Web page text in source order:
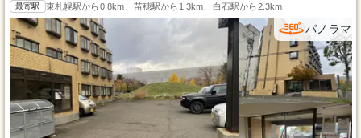
最寄駅 東札幌駅から0.8km、苗穂駅から1.3km、白石駅から2.3km
パノラマ